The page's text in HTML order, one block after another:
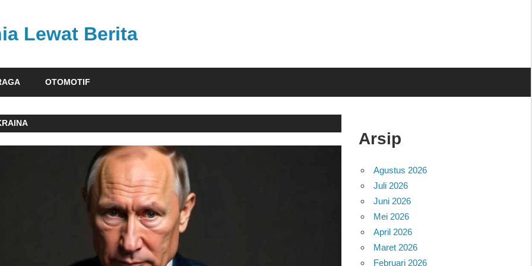
Lewat Berita
OTOMOTIF
Arsip
Agustus 2026
Juli 2026
Juni 2026
Mei 2026
April 2026
Maret 2026
Februari 2026